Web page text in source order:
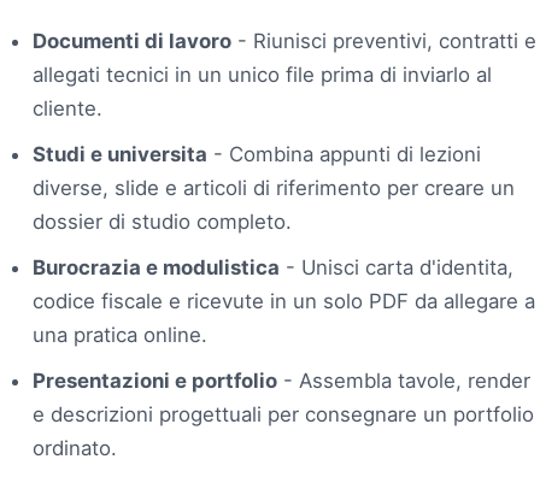
Documenti di lavoro - Riunisci preventivi, contratti e
allegati tecnici in un unico file prima di inviarlo al
cliente.
Studi e universita - Combina appunti di lezioni
diverse, slide e articoli di riferimento per creare un
dossier di studio completo.
Burocrazia e modulistica - Unisci carta d'identita,
codice fiscale e ricevute in un solo PDF da allegare a
una pratica online.
Presentazioni e portfolio - Assembla tavole, render
e descrizioni progettuali per consegnare un portfolio
ordinato.